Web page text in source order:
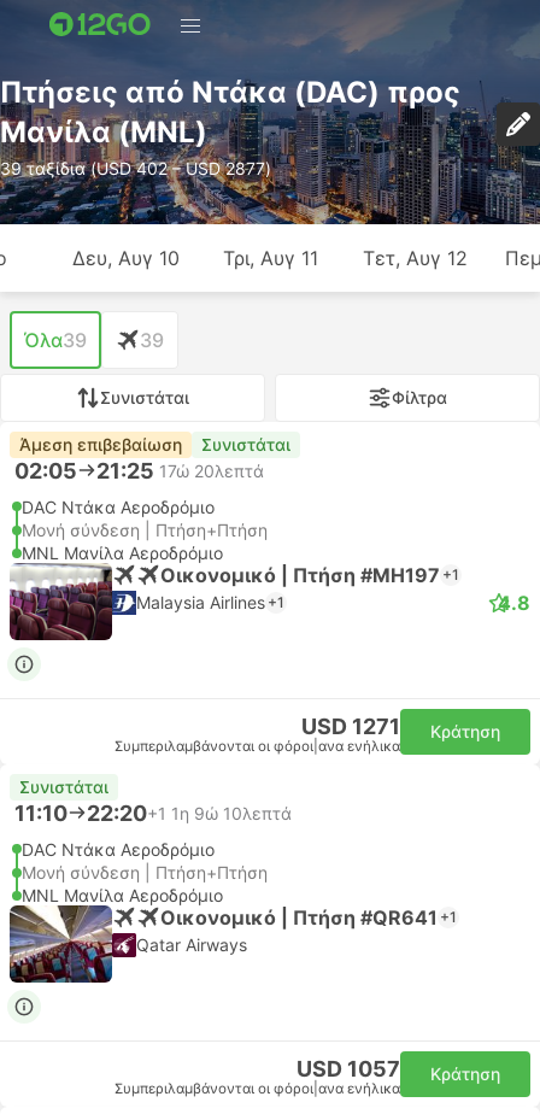
Πτήσεις από Ντάκα (DAC) προς
Μανίλα (MNL)
39 ταξίδια (USD 402 – USD 2877)
Δευ, Αυγ 10 Τρι, Αυγ 11 Τετ, Αυγ 12
Όλα39 39
Συνιστάται Φίλτρα
Άμεση επιβεβαίωση Συνιστάται
02:05 21:25 17ώ 20λεπτά
DAC Ντάκα Αεροδρόμιο
Μονή σύνδεση | Πτήση+Πτήση
MNL Μανίλα Αεροδρόμιο
Οικονομικό | Πτήση #MH197 +1
Malaysia Airlines +1 4.8
USD 1271
Συμπεριλαμβάνονται οι φόροι ανα ενήλικα
Κράτηση
Συνιστάται
11:10 22:20+1 1η 9ώ 10λεπτά
DAC Ντάκα Αεροδρόμιο
Μονή σύνδεση | Πτήση+Πτήση
MNL Μανίλα Αεροδρόμιο
Οικονομικό | Πτήση #QR641 +1
Qatar Airways
USD 1057
Συμπεριλαμβάνονται οι φόροι ανα ενήλικα
Κράτηση